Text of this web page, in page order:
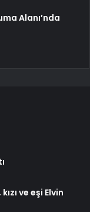
Alanı’nda
ve eşi Elvin